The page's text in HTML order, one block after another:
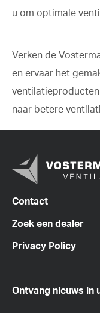
u om optimale
Verken de
en ervaar het
naar betere
Contact
Zoek een dealer
Privacy Policy
Ontvang nieuws in